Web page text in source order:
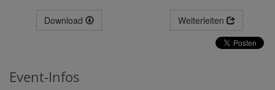
Download Weiterleiten
Event-Infos